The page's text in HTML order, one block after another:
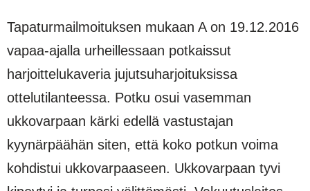
Tapaturmailmoituksen mukaan A on 19.12.2016
vapaa-ajalla urheillessaan potkaissut
harjoittelukaveria jujutsuharjoituksissa
ottelutilanteessa. Potku osui vasemman
ukkovarpaan kärki edellä vastustajan
kyynärpäähän siten, että koko potkun voima
kohdistui ukkovarpaaseen. Ukkovarpaan tyvi